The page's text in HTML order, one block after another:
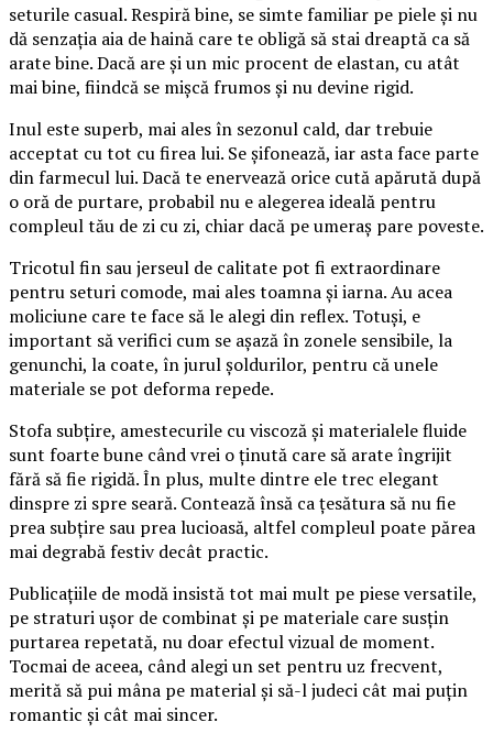
seturile casual. Respiră bine, se simte familiar pe piele și nu
dă senzația aia de haină care te obligă să stai dreaptă ca să
arate bine. Dacă are și un mic procent de elastan, cu atât
mai bine, fiindcă se mișcă frumos și nu devine rigid.
Inul este superb, mai ales în sezonul cald, dar trebuie
acceptat cu tot cu firea lui. Se șifonează, iar asta face parte
din farmecul lui. Dacă te enervează orice cută apărută după
o oră de purtare, probabil nu e alegerea ideală pentru
compleul tău de zi cu zi, chiar dacă pe umeraș pare poveste.
Tricotul fin sau jerseul de calitate pot fi extraordinare
pentru seturi comode, mai ales toamna și iarna. Au acea
moliciune care te face să le alegi din reflex. Totuși, e
important să verifici cum se așază în zonele sensibile, la
genunchi, la coate, în jurul șoldurilor, pentru că unele
materiale se pot deforma repede.
Stofa subțire, amestecurile cu viscoză și materialele fluide
sunt foarte bune când vrei o ținută care să arate îngrijit
fără să fie rigidă. În plus, multe dintre ele trec elegant
dinspre zi spre seară. Contează însă ca țesătura să nu fie
prea subțire sau prea lucioasă, altfel compleul poate părea
mai degrabă festiv decât practic.
Publicațiile de modă insistă tot mai mult pe piese versatile,
pe straturi ușor de combinat și pe materiale care susțin
purtarea repetată, nu doar efectul vizual de moment.
Tocmai de aceea, când alegi un set pentru uz frecvent,
merită să pui mâna pe material și să-l judeci cât mai puțin
romantic și cât mai sincer.